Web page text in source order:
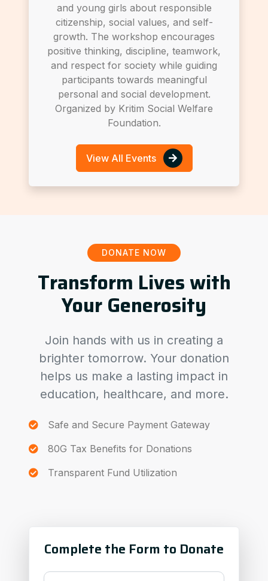
and young girls about responsible
citizenship, social values, and self-
growth. The workshop encourages
positive thinking, discipline, teamwork,
and respect for society while guiding
participants towards meaningful
personal and social development.
Organized by Kritim Social Welfare
Foundation.
View All Events
DONATE NOW
Transform Lives with
Your Generosity
Join hands with us in creating a
brighter tomorrow. Your donation
helps us make a lasting impact in
education, healthcare, and more.
Safe and Secure Payment Gateway
80G Tax Benefits for Donations
Transparent Fund Utilization
Complete the Form to Donate